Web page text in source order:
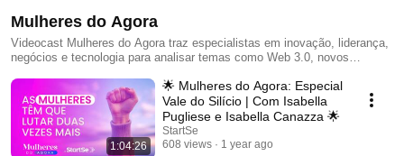
Mulheres do Agora
Videocast Mulheres do Agora traz especialistas em inovação, liderança,
negócios e tecnologia para analisar temas como Web 3.0, novos
feira, às 10h
1:04:26
🌟 Mulheres do Agora: Especial
Vale do Silício | Com Isabella
Pugliese e Isabella Canazza 🌟
StartSe
608 views
1 year ago